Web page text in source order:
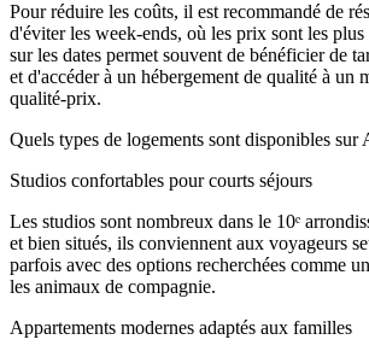
Pour réduire les coûts, il est recommandé de
d'éviter les week-ends, où les prix sont les
sur les dates permet souvent de bénéficier de
et d'accéder à un hébergement de qualité à un
qualité-prix.
Quels types de logements sont disponibles sur
Studios confortables pour courts séjours
Les studios sont nombreux dans le 10ᵉ
et bien situés, ils conviennent aux voyageurs
parfois avec des options recherchées comme
les animaux de compagnie.
Appartements modernes adaptés aux familles